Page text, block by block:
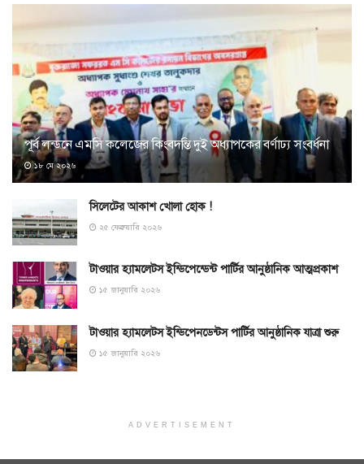
পূর্ব লন্ডনে এমসি কলেজের কিংবদন্তি দুই অধ্যাপকের বর্ণাঢ্য সংবর্ধনা
১৮ মে ২০২৬
সিলেটের আকাশ খোলা হোক !
২৫ ফেব্রুয়ারি ২০২৬
টাওয়ার হ্যামলেটস ইন্ডিপেন্ডেন্ট পার্টির আনুষ্ঠানিক আত্মপ্রকাশ
১৫ জানুয়ারি ২০২৬
টাওয়ার হ্যামলেটস ইন্ডিপেনডেন্টস পার্টির আনুষ্ঠানিক যাত্রা শুরু
১৫ জানুয়ারি ২০২৬
ADVERTISEMENT